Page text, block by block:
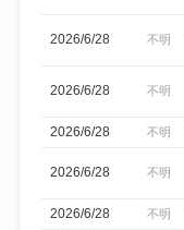
2026/6/28 不明
2026/6/28 不明
2026/6/28
不明
2026/6/28 不明
2026/6/28
不明